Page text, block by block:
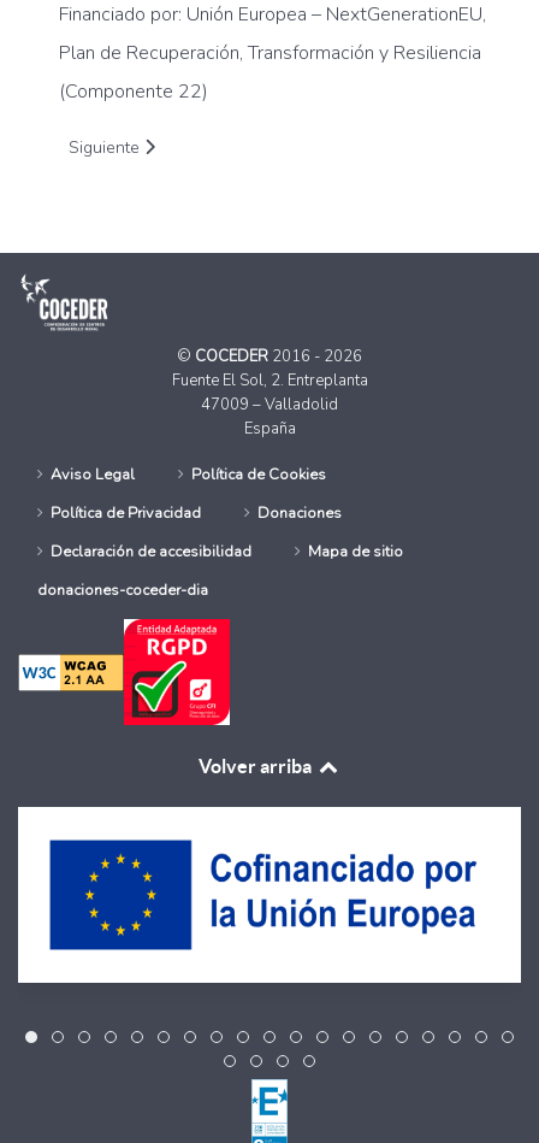
Financiado por: Unión Europea – NextGenerationEU,
Plan de Recuperación, Transformación y Resiliencia
(Componente 22)
Artículo siguiente: La cesta de la compra de familias en
Siguiente
© COCEDER 2016 - 2026
Fuente El Sol, 2. Entreplanta
47009 – Valladolid
España
Aviso Legal
Política de Cookies
Política de Privacidad
Donaciones
Declaración de accesibilidad
Mapa de sitio
donaciones-coceder-dia
Volver arriba